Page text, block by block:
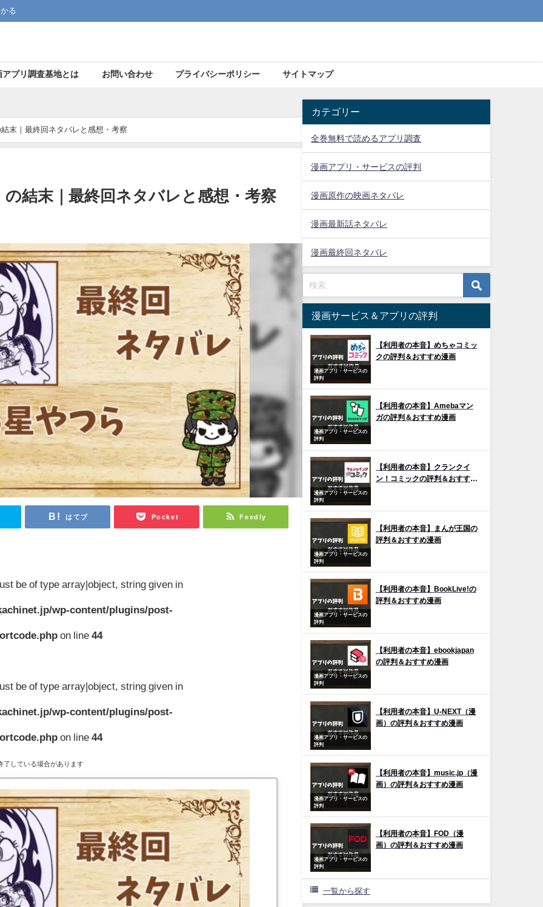
る
アプリ調査基地とは お問い合わせ プライバシーポリシー サイトマップ
末｜最終回ネタバレと感想・考察
結末｜最終回ネタバレと感想・考察
はてブ Pocket Feedly
be of type array|object, string given in
wp-content/plugins/post-
on line44
be of type array|object, string given in
wp-content/plugins/post-
on line44
している場合があります
カテゴリー
全巻無料で読めるアプリ調査
漫画アプリ・サービスの評判
漫画原作の映画ネタバレ
漫画最新話ネタバレ
漫画最終回ネタバレ
漫画サービス＆アプリの評判
漫画アプリ・サービスの
評判
【利用者の本音】めちゃコミッ
クの評判＆おすすめ漫画
漫画アプリ・サービスの
評判
【利用者の本音】Amebaマン
ガの評判＆おすすめ漫画
漫画アプリ・サービスの
評判
【利用者の本音】クランクイ
ン！コミックの評判＆おすすめ
漫画アプリ・サービスの
評判
【利用者の本音】まんが王国の
評判＆おすすめ漫画
漫画アプリ・サービスの
評判
【利用者の本音】BookLive!の
評判＆おすすめ漫画
漫画アプリ・サービスの
評判
【利用者の本音】ebookjapan
の評判＆おすすめ漫画
漫画アプリ・サービスの
評判
【利用者の本音】U-NEXT（漫
画）の評判＆おすすめ漫画
漫画アプリ・サービスの
評判
【利用者の本音】music.jp（漫
画）の評判＆おすすめ漫画
漫画アプリ・サービスの
評判
【利用者の本音】FOD（漫
画）の評判＆おすすめ漫画
一覧から探す